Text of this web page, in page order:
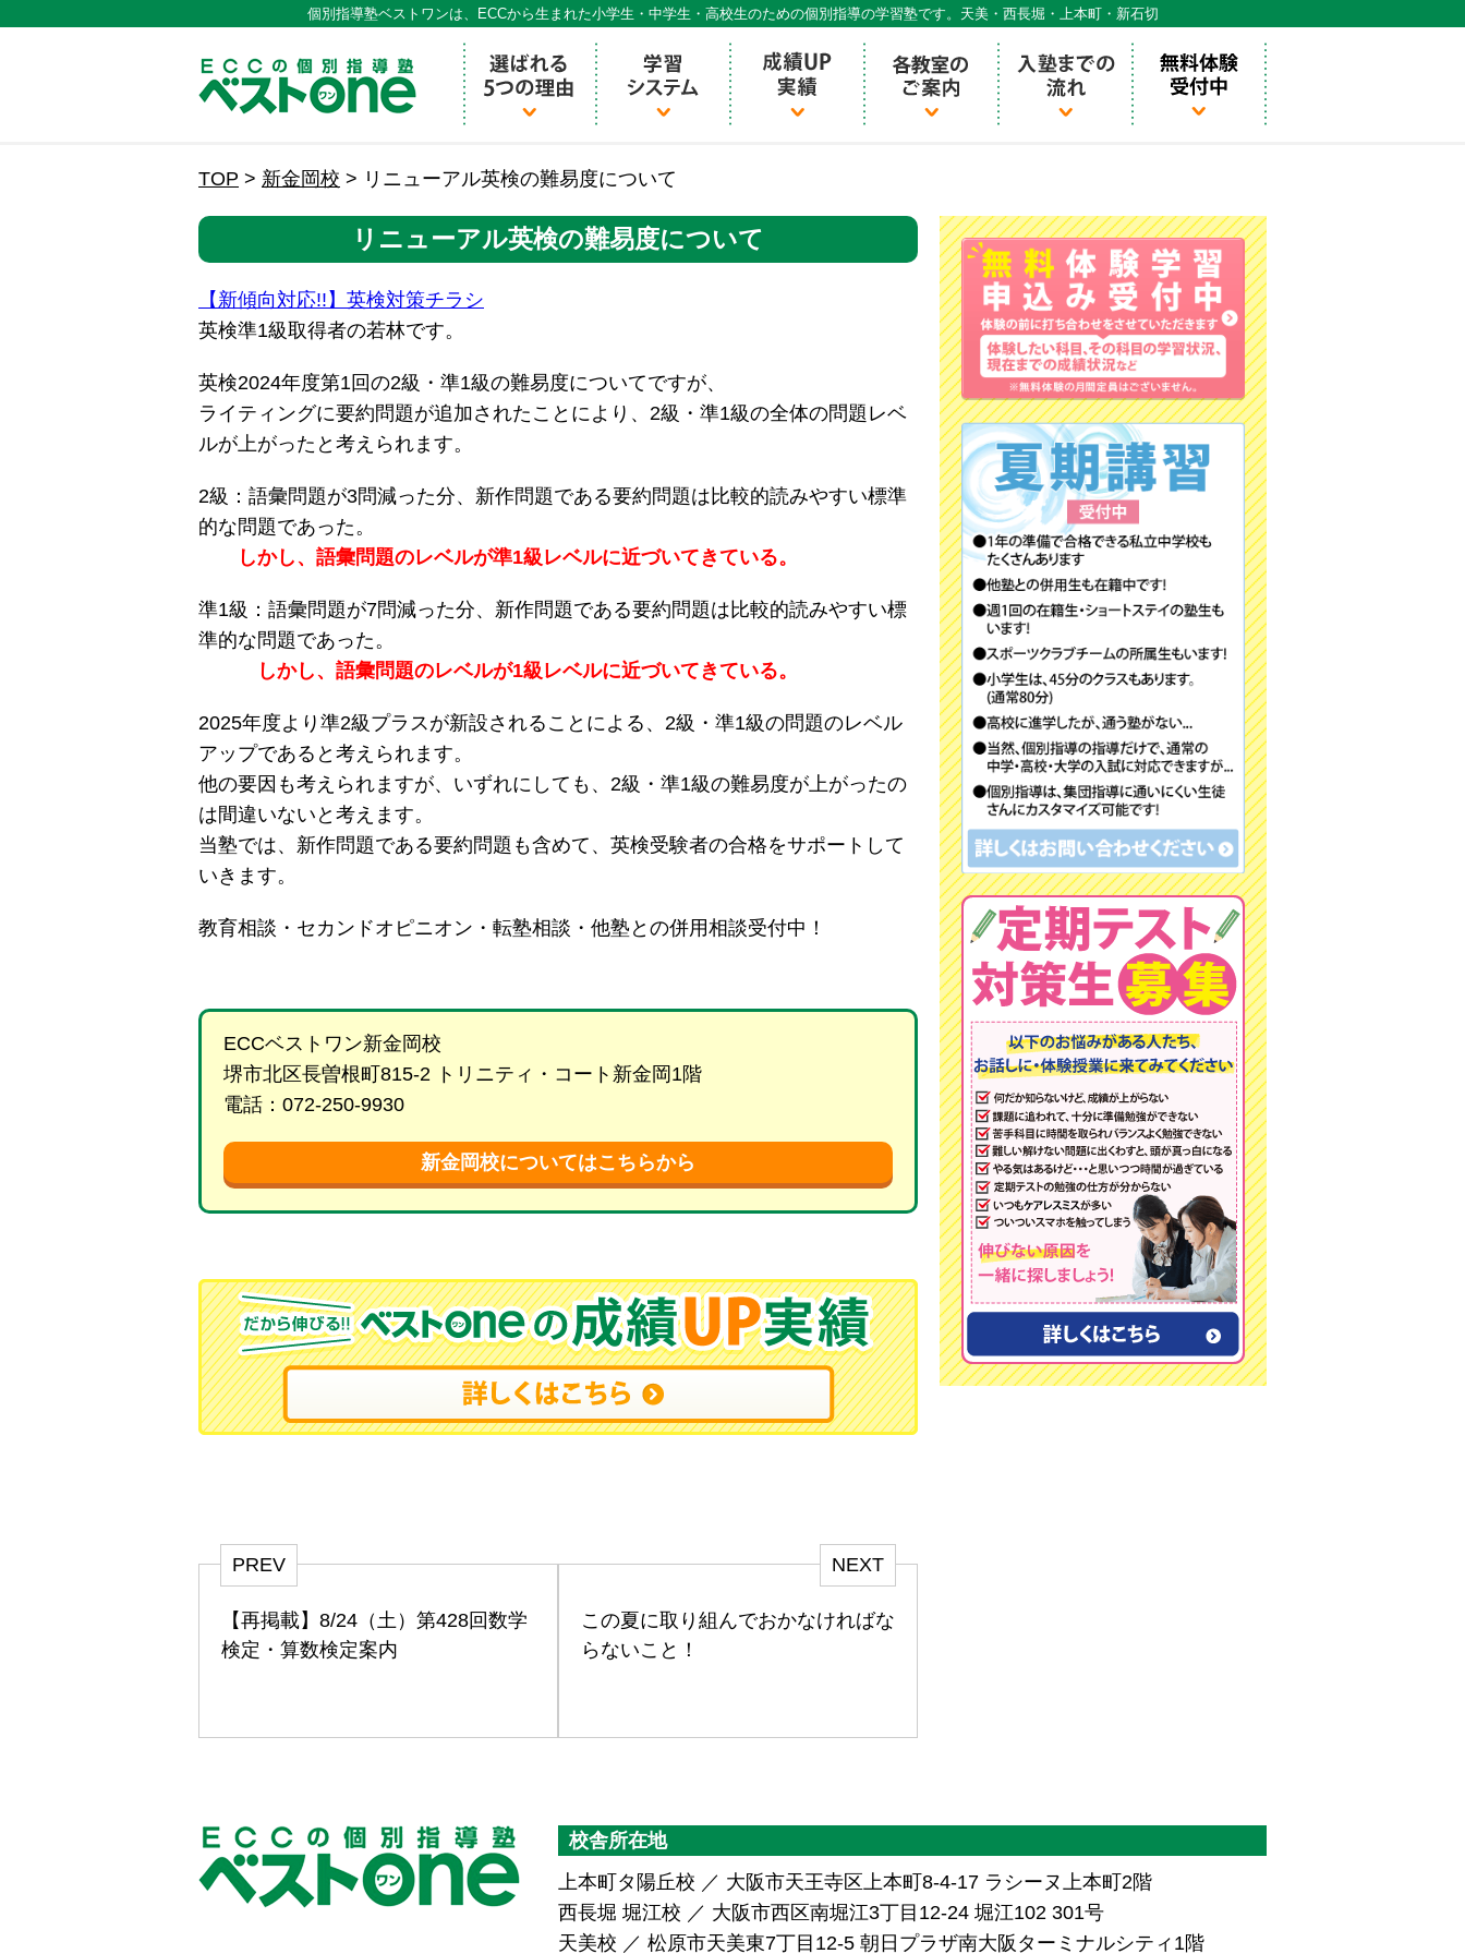
個別指導塾ベストワンは、ECCから生まれた小学生・中学生・高校生のための個別指導の学習塾です。天美・西長堀・上本町・新石切
ECCの個別指導ECCベストワン
TOP > 新金岡校 > リニューアル英検の難易度について
リニューアル英検の難易度について
【新傾向対応!!】英検対策チラシ
英検準1級取得者の若林です。
英検2024年度第1回の2級・準1級の難易度についてですが、
ライティングに要約問題が追加されたことにより、2級・準1級の全体の問題レベ
ルが上がったと考えられます。
2級：語彙問題が3問減った分、新作問題である要約問題は比較的読みやすい標準
的な問題であった。
しかし、語彙問題のレベルが準1級レベルに近づいてきている。
準1級：語彙問題が7問減った分、新作問題である要約問題は比較的読みやすい標
準的な問題であった。
しかし、語彙問題のレベルが1級レベルに近づいてきている。
2025年度より準2級プラスが新設されることによる、2級・準1級の問題のレベル
アップであると考えられます。
他の要因も考えられますが、いずれにしても、2級・準1級の難易度が上がったの
は間違いないと考えます。
当塾では、新作問題である要約問題も含めて、英検受験者の合格をサポートして
いきます。
教育相談・セカンドオピニオン・転塾相談・他塾との併用相談受付中！
ECCベストワン新金岡校
堺市北区長曽根町815-2 トリニティ・コート新金岡1階
電話：072-250-9930
新金岡校についてはこちらから
PREV
【再掲載】8/24（土）第428回数学
検定・算数検定案内
NEXT
この夏に取り組んでおかなければな
らないこと！
校舎所在地
上本町タ陽丘校 ／ 大阪市天王寺区上本町8-4-17 ラシーヌ上本町2階
西長堀 堀江校 ／ 大阪市西区南堀江3丁目12-24 堀江102 301号
天美校 ／ 松原市天美東7丁目12-5 朝日プラザ南大阪ターミナルシティ1階